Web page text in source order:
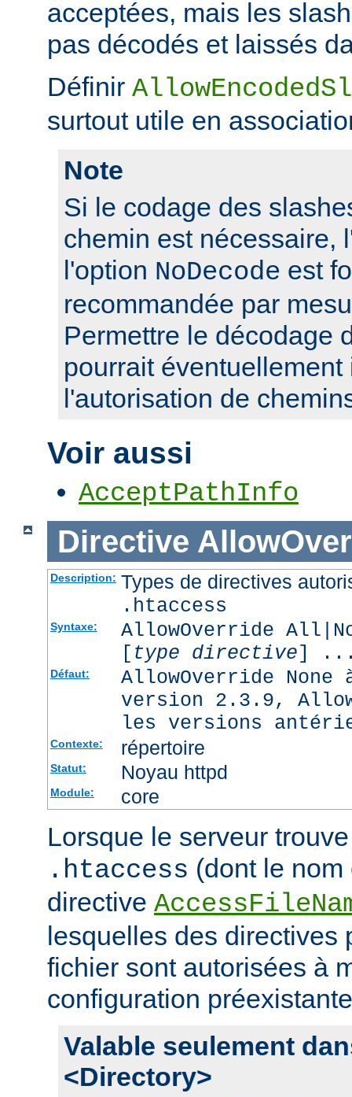
acceptées, mais les
pas décodés et laissés
Définir
surtout utile en
Note
Si le codage des
chemin est nécessaire,
l'option NoDecode est
recommandée par
Permettre le décodage
pourrait éventuellement
l'autorisation de
Voir aussi
AcceptPathInfo
Directive
Description: Types de directives
.htaccess
Syntaxe:
AllowOverride
[ type directive]
Défaut:
AllowOverride
version 2.3.9,
les versions
Contexte: répertoire
Statut: Noyau httpd
Module: core
Lorsque le serveur
.htaccess (dont le
directive
lesquelles des directives
fichier sont autorisées à
configuration
Valable seulement
<Directory>